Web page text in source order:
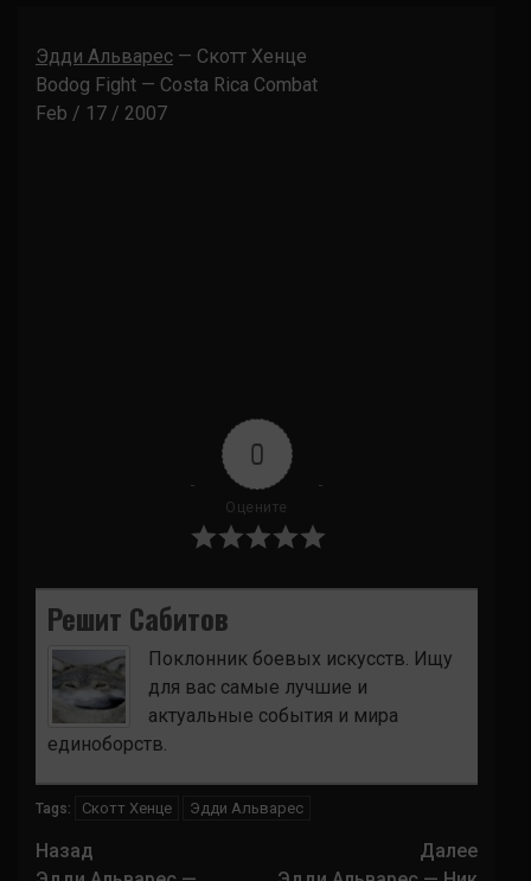
Эдди Альварес — Скотт Хенце
Bodog Fight — Costa Rica Combat
Feb / 17 / 2007
0
Оцените
Решит Сабитов
Поклонник боевых искусств. Ищу
для вас самые лучшие и
актуальные события и мира
единоборств.
Tags: Скотт Хенце Эдди Альварес
Навигация
Назад
Далее